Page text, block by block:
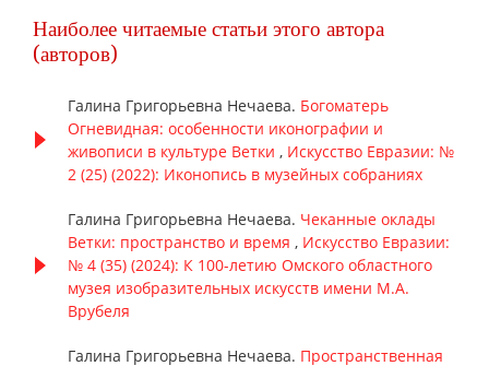
Наиболее читаемые статьи этого автора
(авторов)
Галина Григорьевна Нечаева. Богоматерь
Огневидная: особенности иконографии и
живописи в культуре Ветки , Искусство Евразии: №
2 (25) (2022): Иконопись в музейных собраниях
Галина Григорьевна Нечаева. Чеканные оклады
Ветки: пространство и время , Искусство Евразии:
№ 4 (35) (2024): К 100-летию Омского областного
музея изобразительных искусств имени М.А.
Врубеля
Галина Григорьевна Нечаева. Пространственная